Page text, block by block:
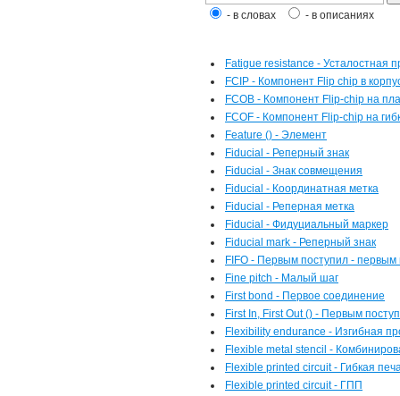
- в словах - в описаниях
Fatigue resistance - Усталостная
FCIP - Компонент Flip chip в
FCOB - Компонент Flip-chip на
FCOF - Компонент Flip-chip на
Feature () - Элемент
Fiducial - Реперный знак
Fiducial - Знак совмещения
Fiducial - Координатная метка
Fiducial - Реперная метка
Fiducial - Фидуциальный маркер
Fiducial mark - Реперный знак
FIFO - Первым поступил - первым
Fine pitch - Малый шаг
First bond - Первое соединение
First In, First Out () - Первым
Flexibility endurance - Изгибная
Flexible metal stencil -
Flexible printed circuit - Гибкая
Flexible printed circuit - ГПП